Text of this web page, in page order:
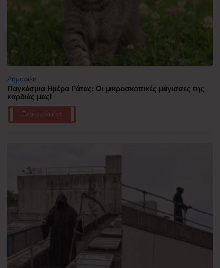
Δημοφιλή
Παγκόσμια Ημέρα Γάτας: Οι μικροσκοπικές μάγισσες της
καρδιάς μας!
Περισσότερα